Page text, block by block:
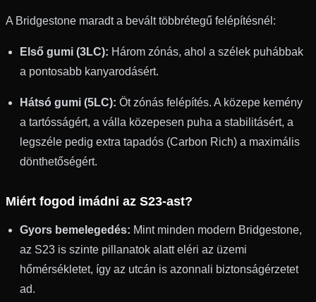
A Bridgestone maradt a bevált többrétegű felépítésnél:
Első gumi (3LC): Három zónás, ahol a szélek puhábbak
a pontosabb kanyarodásért.
Hátsó gumi (5LC): Öt zónás felépítés. A közepe kemény
a tartósságért, a válla közepesen puha a stabilitásért, a
legszéle pedig extra tapadós (Carbon Rich) a maximális
dönthetőségért.
Miért fogod imádni az S23-ast?
Gyors bemelegedés: Mint minden modern Bridgestone,
az S23 is szinte pillanatok alatt eléri az üzemi
hőmérsékletet, így az utcán is azonnali biztonságérzetet
ad.